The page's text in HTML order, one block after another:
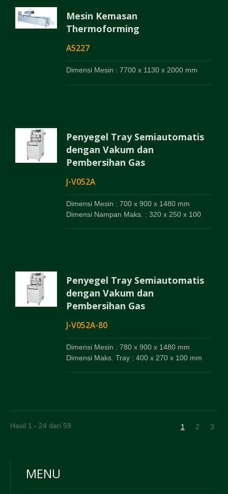
Mesin Kemasan
Thermoforming
A5227
Dimensi Mesin : 7700 x 1130 x 2000 mm
Penyegel Tray Semiautomatis
dengan Vakum dan
Pembersihan Gas
J-V052A
Dimensi Mesin : 700 x 900 x 1480 mm
Dimensi Nampan Maks. : 320 x 250 x 100
Penyegel Tray Semiautomatis
dengan Vakum dan
Pembersihan Gas
J-V052A-80
Dimensi Mesin : 780 x 900 x 1480 mm
Dimensi Maks. Tray : 400 x 270 x 100 mm
Hasil 1 - 24 dari 59 1 2 3
MENU